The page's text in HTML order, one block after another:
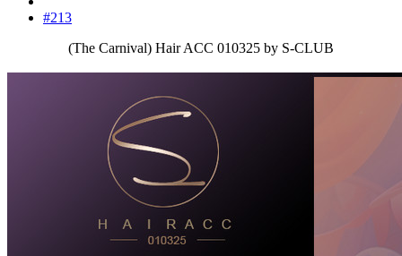
#213
(The Carnival) Hair ACC 010325 by S-CLUB